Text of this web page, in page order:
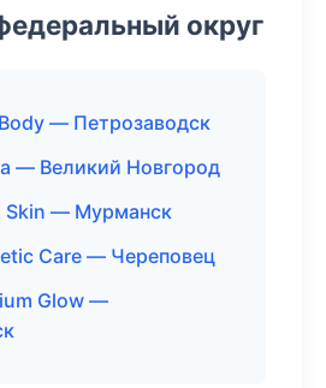
округ
— Петрозаводск
— Великий Новгород
Skin — Мурманск
Care — Череповец
Glow —